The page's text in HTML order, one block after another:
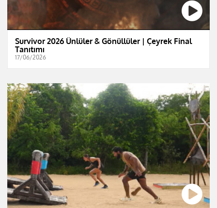
Survivor 2026 Ünlüler & Gönüllüler | Çeyrek Final
Tanıtımı
17/06/2026